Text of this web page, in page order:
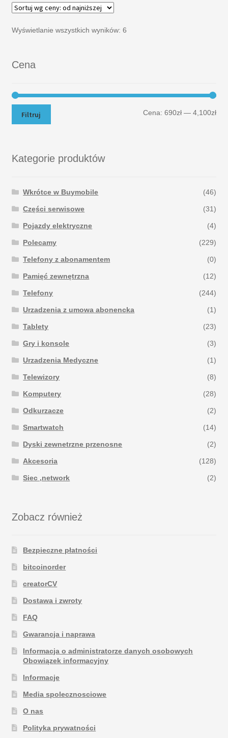
Wyświetlanie wszystkich wyników: 6
Cena
Filtruj Cena:690zł —4,100zł
Kategorie produktów
Wkrótce w Buymobile (46)
Części serwisowe (31)
Pojazdy elektryczne (4)
Polecamy (229)
Telefony z abonamentem (0)
Pamięć zewnętrzna (12)
Telefony (244)
Urzadzenia z umowa abonencka (1)
Tablety (23)
Gry i konsole (3)
Urzadzenia Medyczne (1)
Telewizory (8)
Komputery (28)
Odkurzacze (2)
Smartwatch (14)
Dyski zewnetrzne przenosne (2)
Akcesoria (128)
Siec ,network (2)
Zobacz również
Bezpieczne płatności
bitcoinorder
creatorCV
Dostawa i zwroty
FAQ
Gwarancja i naprawa
Informacja o administratorze danych osobowych
Obowiązek informacyjny
Informacje
Media spolecznosciowe
O nas
Polityka prywatności